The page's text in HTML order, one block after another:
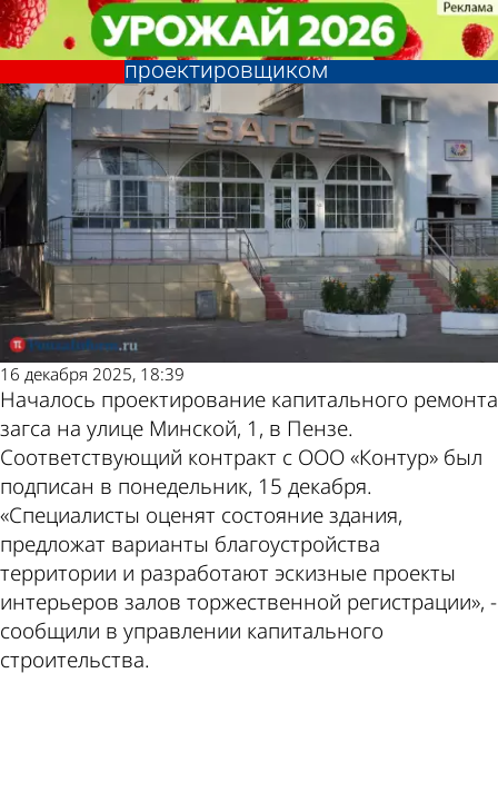
Капремонт загса на Минской:
заключен контракт с
проектировщиком
Общество
16 декабря 2025, 18:39
Началось проектирование капитального ремонта
загса на улице Минской, 1, в Пензе.
Соответствующий контракт с ООО «Контур» был
подписан в понедельник, 15 декабря.
«Специалисты оценят состояние здания,
предложат варианты благоустройства
территории и разработают эскизные проекты
интерьеров залов торжественной регистрации», -
сообщили в управлении капитального
строительства.
Капремонт загса на Минской:
заключен контракт с
проектировщиком
Общество
Другие новости
по теме
Погода и курсы
валют в Пензе